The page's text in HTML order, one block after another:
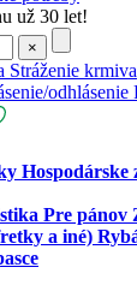
už 30 let!
Stráženie krmiva
Hospodárske
Pre pánov
a iné)